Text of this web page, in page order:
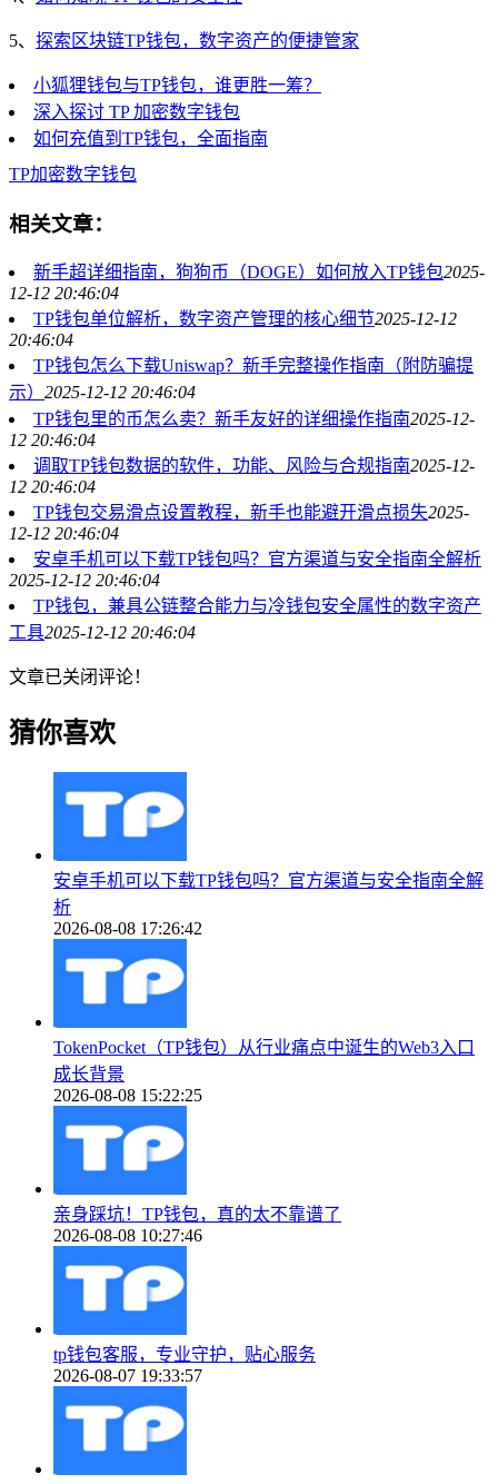
5、 探索区块链TP钱包，数字资产的便捷管家
小狐狸钱包与TP钱包，谁更胜一筹？
深入探讨 TP 加密数字钱包
如何充值到TP钱包，全面指南
TP加密数字钱包
相关文章：
新手超详细指南，狗狗币（DOGE）如何放入TP钱包2025-
12-12 20:46:04
TP钱包单位解析，数字资产管理的核心细节2025-12-12
20:46:04
TP钱包怎么下载Uniswap？新手完整操作指南（附防骗提
示） 2025-12-12 20:46:04
TP钱包里的币怎么卖？新手友好的详细操作指南2025-12-
12 20:46:04
调取TP钱包数据的软件，功能、风险与合规指南2025-12-
12 20:46:04
TP钱包交易滑点设置教程，新手也能避开滑点损失2025-
12-12 20:46:04
安卓手机可以下载TP钱包吗？官方渠道与安全指南全解析
2025-12-12 20:46:04
TP钱包，兼具公链整合能力与冷钱包安全属性的数字资产
工具2025-12-12 20:46:04
文章已关闭评论！
猜你喜欢
安卓手机可以下载TP钱包吗？官方渠道与安全指南全解
析
2026-08-08 17:26:42
TokenPocket（TP钱包）从行业痛点中诞生的Web3入口
成长背景
2026-08-08 15:22:25
亲身踩坑！TP钱包，真的太不靠谱了
2026-08-08 10:27:46
tp钱包客服，专业守护，贴心服务
2026-08-07 19:33:57